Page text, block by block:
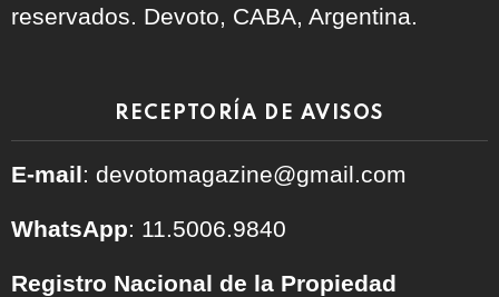
reservados. Devoto, CABA, Argentina.
RECEPTORÍA DE AVISOS
E-mail: devotomagazine@gmail.com
WhatsApp: 11.5006.9840
Registro Nacional de la Propiedad